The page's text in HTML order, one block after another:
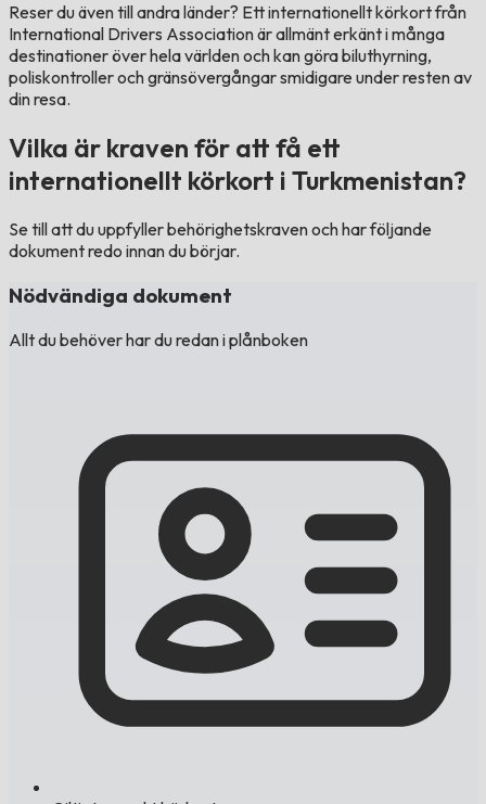
Reser du även till andra länder? Ett internationellt körkort från
International Drivers Association är allmänt erkänt i många
destinationer över hela världen och kan göra biluthyrning,
poliskontroller och gränsövergångar smidigare under resten av
din resa.
Vilka är kraven för att få ett
internationellt körkort i Turkmenistan?
Se till att du uppfyller behörighetskraven och har följande
dokument redo innan du börjar.
Nödvändiga dokument
Allt du behöver har du redan i plånboken